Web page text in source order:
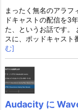
まったく無名のアラフ
ドキャストの配信を3
た、というお話です。
スに、ポッドキャスト
む]
Audacity に